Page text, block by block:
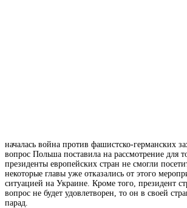
началась война против фашистско-германских
вопрос Польша поставила на рассмотрение для
президенты европейских стран не смогли
некоторые главы уже отказались от этого
ситуацией на Украине. Кроме того, президент
вопрос не будет удовлетворен, то он в своей
парад.